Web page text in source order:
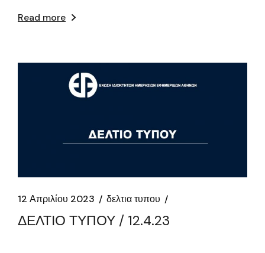
Read more
12 Απριλίου 2023 δελτια τυπου
ΔΕΛΤΙΟ ΤΥΠΟΥ / 12.4.23